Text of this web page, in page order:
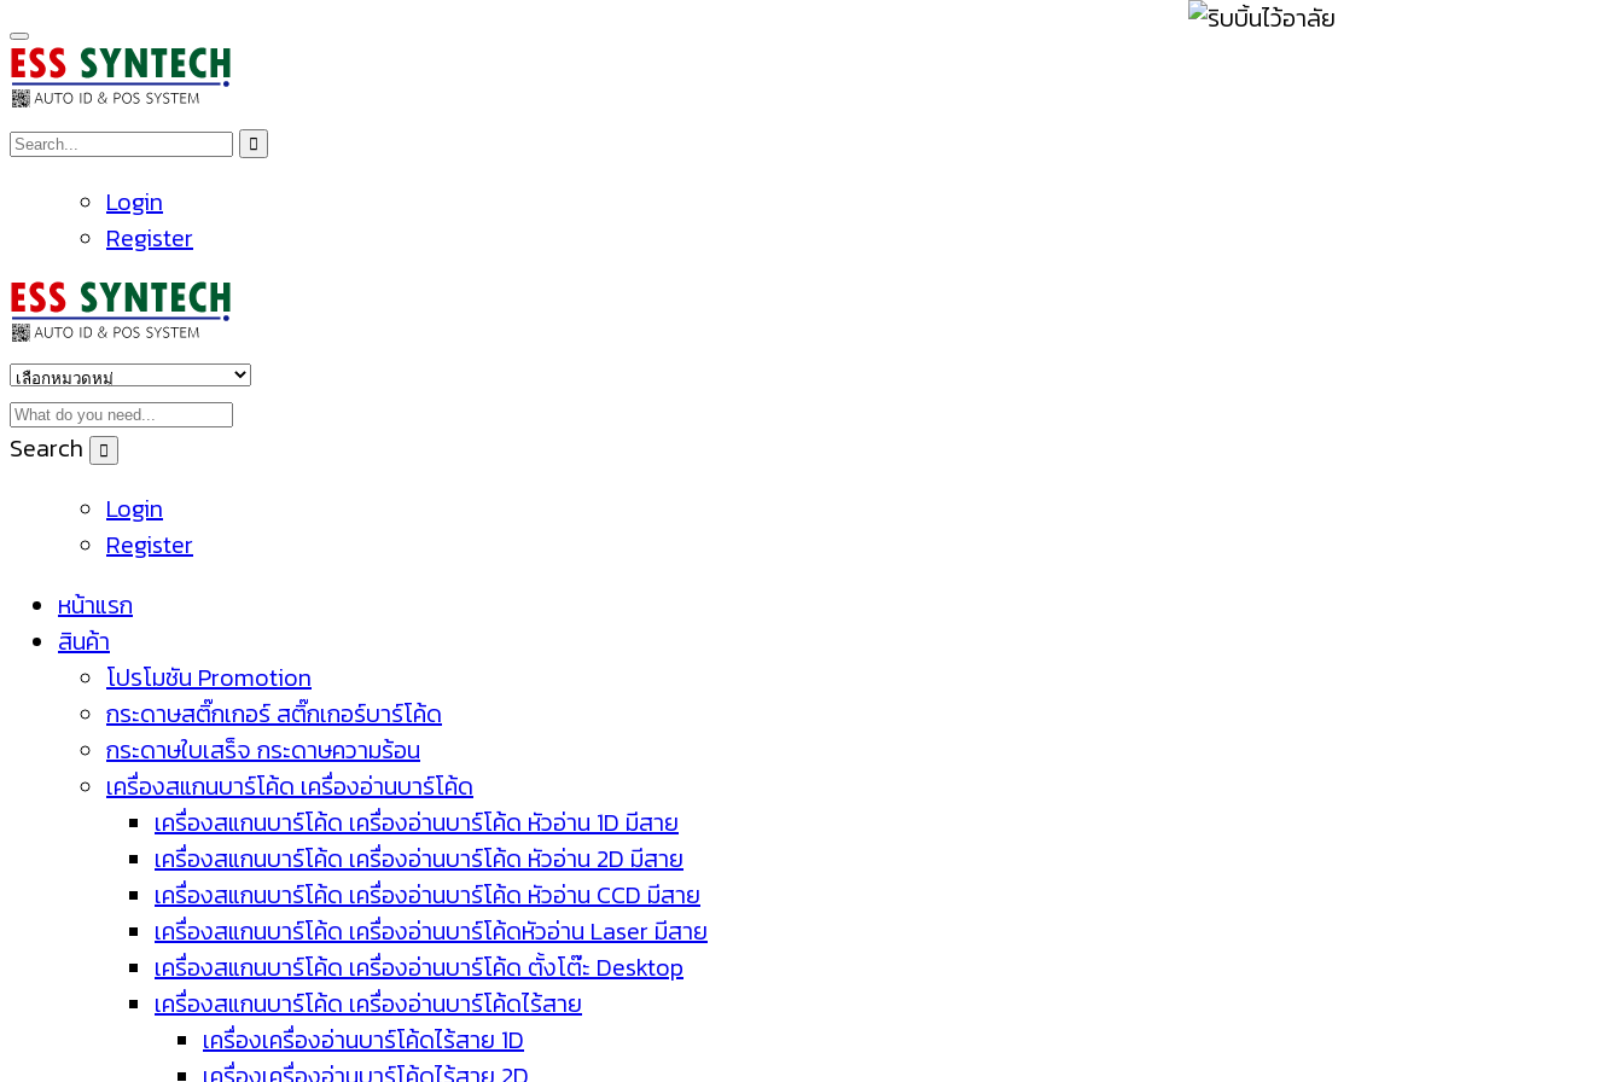
Login
Register
Search
Login
Register
หน้าแรก
สินค้า
โปรโมชัน Promotion
กระดาษสติ๊กเกอร์ สติ๊กเกอร์บาร์โค้ด
กระดาษใบเสร็จ กระดาษความร้อน
เครื่องสแกนบาร์โค้ด เครื่องอ่านบาร์โค้ด
เครื่องสแกนบาร์โค้ด เครื่องอ่านบาร์โค้ด หัวอ่าน 1D มีสาย
เครื่องสแกนบาร์โค้ด เครื่องอ่านบาร์โค้ด หัวอ่าน 2D มีสาย
เครื่องสแกนบาร์โค้ด เครื่องอ่านบาร์โค้ด หัวอ่าน CCD มีสาย
เครื่องสแกนบาร์โค้ด เครื่องอ่านบาร์โค้ดหัวอ่าน Laser มีสาย
เครื่องสแกนบาร์โค้ด เครื่องอ่านบาร์โค้ด ตั้งโต๊ะ Desktop
เครื่องสแกนบาร์โค้ด เครื่องอ่านบาร์โค้ดไร้สาย
เครื่องเครื่องอ่านบาร์โค้ดไร้สาย 1D